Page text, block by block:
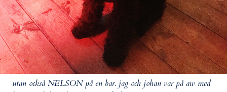
utan också NELSON på en bar. jag och johan var på aw med